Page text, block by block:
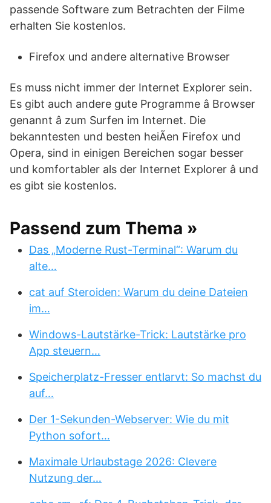
passende Software zum Betrachten der Filme
erhalten Sie kostenlos.
Firefox und andere alternative Browser
Es muss nicht immer der Internet Explorer sein.
Es gibt auch andere gute Programme â Browser
genannt â zum Surfen im Internet. Die
bekanntesten und besten heiÃen Firefox und
Opera, sind in einigen Bereichen sogar besser
und komfortabler als der Internet Explorer â und
es gibt sie kostenlos.
Passend zum Thema »
Das „Moderne Rust-Terminal“: Warum du
alte…
cat auf Steroiden: Warum du deine Dateien
im…
Windows-Lautstärke-Trick: Lautstärke pro
App steuern…
Speicherplatz-Fresser entlarvt: So machst du
auf…
Der 1-Sekunden-Webserver: Wie du mit
Python sofort…
Maximale Urlaubstage 2026: Clevere
Nutzung der…